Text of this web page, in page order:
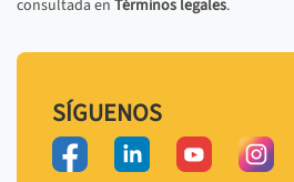
consultada en Términos legales.
SÍGUENOS